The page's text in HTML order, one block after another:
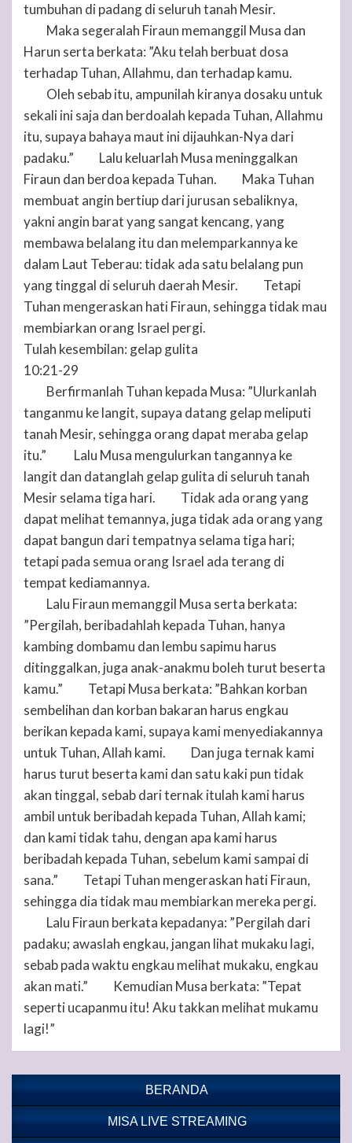
tumbuhan di padang di seluruh tanah Mesir.
Maka segeralah Firaun memanggil Musa dan
Harun serta berkata: ”Aku telah berbuat dosa
terhadapTuhan, Allahmu, dan terhadap kamu.
Oleh sebab itu, ampunilah kiranya dosaku untuk
sekali ini saja dan berdoalah kepada Tuhan, Allahmu
itu, supaya bahaya maut ini dijauhkan-Nya dari
padaku.”
Lalu keluarlah Musa meninggalkan
Firaun dan berdoa kepada Tuhan. Maka Tuhan
membuat angin bertiup dari jurusan sebaliknya,
yakni angin barat yang sangat kencang, yang
membawa belalang itu dan melemparkannya ke
dalam Laut Teberau: tidak ada satu belalang pun
yang tinggal di seluruh daerah Mesir.
Tetapi
Tuhan mengeraskan hati Firaun, sehingga tidak mau
membiarkan orang Israel pergi.
Tulah kesembilan: gelap gulita
10:21-29
Berfirmanlah Tuhan kepada Musa: ”Ulurkanlah
tanganmu ke langit, supaya datang gelap meliputi
tanah Mesir, sehingga orang dapat meraba gelap
itu.”
Lalu Musa mengulurkan tangannya ke
langit dan datanglah gelap gulita di seluruh tanah
Mesir selama tiga hari.
Tidak ada orang yang
dapat melihat temannya, juga tidak ada orang yang
dapat bangun dari tempatnya selama tiga hari;
tetapi pada semua orang Israel ada terang di
tempat kediamannya.
Lalu Firaun memanggil Musa serta berkata:
”Pergilah, beribadahlah kepada Tuhan, hanya
kambing dombamu dan lembu sapimu harus
ditinggalkan, juga anak-anakmu boleh turut beserta
kamu.”
Tetapi Musa berkata: ”Bahkan korban
sembelihan dan korban bakaran harus engkau
berikan kepada kami, supaya kami menyediakannya
untuk Tuhan, Allah kami.
Dan juga ternak kami
harus turut beserta kami dan satu kaki pun tidak
akan tinggal, sebab dari ternak itulah kami harus
ambil untuk beribadah kepada Tuhan, Allah kami;
dan kami tidak tahu, dengan apa kami harus
beribadah kepada Tuhan, sebelum kami sampai di
sana.”
TetapiTuhan mengeraskan hati Firaun,
sehingga dia tidak mau membiarkan mereka pergi.
Lalu Firaun berkata kepadanya: ”Pergilah dari
padaku; awaslah engkau, jangan lihat mukaku lagi,
sebab pada waktu engkau melihat mukaku, engkau
akan mati.”
Kemudian Musa berkata: ”Tepat
seperti ucapanmu itu! Aku takkan melihat mukamu
lagi!”
BERANDA
MISA LIVE STREAMING